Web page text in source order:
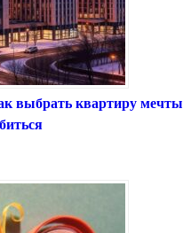
выбрать квартиру мечты